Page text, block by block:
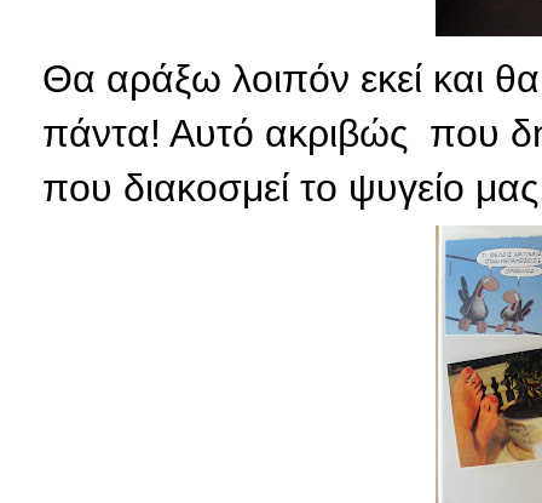
Θα αράξω λοιπόν εκεί και
πάντα! Αυτό ακριβώς που
που διακοσμεί το ψυγείο